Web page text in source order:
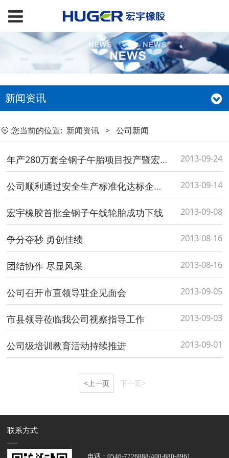
新闻资讯
您当前的位置: 新闻资讯 > 公司新闻
年产280万套全钢子午胎项目投产暨宏宇慈善基金成立 2013-09-24
公司顺利通过安全生产标准化达标企业验收 2013-09-14
宏宇橡胶首批全钢子午线轮胎成功下线 2013-09-08
争分夺秒 勇创佳绩 2013-08-16
团结协作 尽显风采 2013-08-16
公司召开市直领导驻企见面会 2013-09-05
市县领导莅临我公司视察指导工作 2013-09-03
公司级培训教育活动持续推进 2013-09-01
<上一页 下一页>
联系方式
电话：0546-7726888/400-880-8961